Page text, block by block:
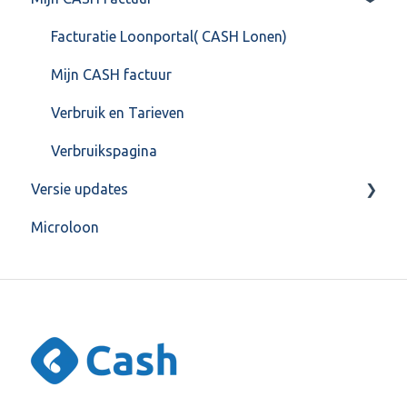
Overig
FAQ – Beëindiging CASH Lonen en overstap naar
Berekening
FAQ
Gebruikersaccount
Grootboekrekening & Journaalpost
HR
Import / Export
Jaarafsluiting
My Cash Payroll account
Facturatie Loonportal( CASH Lonen)
Mijn CASH factuur
Verbruik en Tarieven
Verbruikspagina
Versie updates
CashWeb updates 2025
Microloon